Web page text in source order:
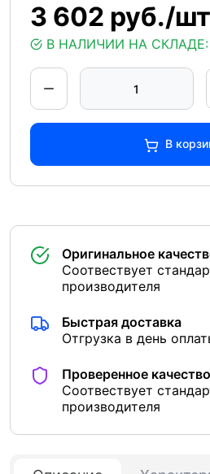
3 602 руб./шт
В НАЛИЧИИ НА СКЛАДЕ:
В
Оригинальное
Соотвествует
производителя
Быстрая доставка
Отгрузка в день
Проверенное качество
Соотвествует
производителя